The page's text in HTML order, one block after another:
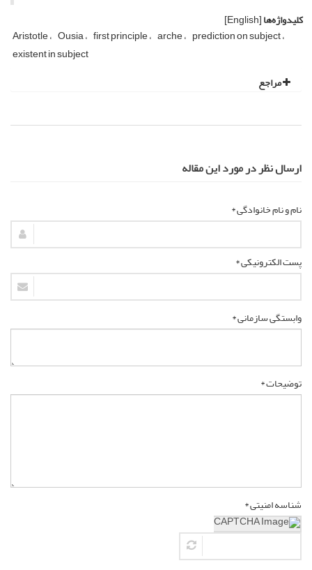
کلیدواژه‌ها[English]
Aristotle Ousia first principle arche prediction on subject
existent in subject
مراجع
ارسال نظر در مورد این مقاله
نام و نام خانوادگی *
پست الکترونیکی *
وابستگی سازمانی *
توضیحات *
شناسه امنیتی *